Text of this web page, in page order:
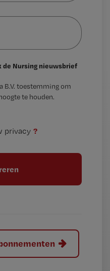
de Nursing nieuwsbrief
B.V. toestemming om
te houden.
privacy ?